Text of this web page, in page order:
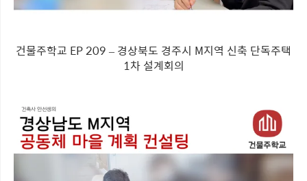
건물주학교 EP 209 – 경상북도 경주시 M지역 신축 단독주택
1차 설계회의